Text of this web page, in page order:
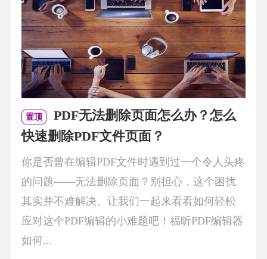
置顶
PDF无法删除页面怎么办？怎么
快速删除PDF文件页面？
你是否曾在编辑PDF文件时遇到过一个令人头疼
的问题——无法删除页面？别担心，这个困扰
其实并不难解决。让我们一起来看看如何轻松
应对这个PDF编辑的小难题吧！福昕PDF编辑器
如何...